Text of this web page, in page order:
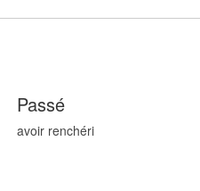
Passé
avoir renchéri